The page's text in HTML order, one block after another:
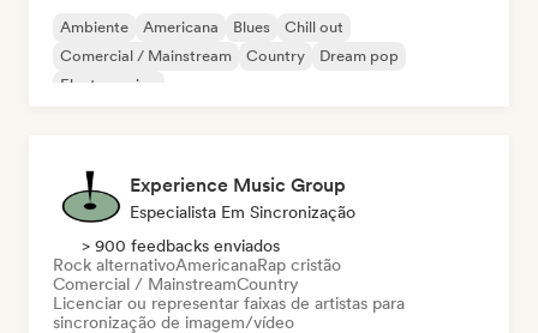
Ambiente Americana Blues
Chill out
Comercial / Mainstream
Country
Dream pop
Electro swing
Experience Music Group
Especialista Em Sincronização
> 900 feedbacks enviados
Rock alternativoAmericanaRap cristão
Comercial / MainstreamCountry
Licenciar ou representar faixas de artistas para
sincronização de imagem/vídeo